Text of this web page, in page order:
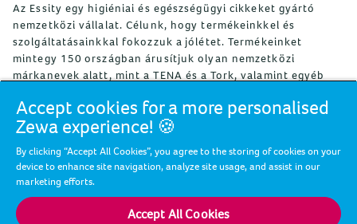
Az Essity egy higiéniai és egészségügyi cikkeket gyártó
nemzetközi vállalat. Célunk, hogy termékeinkkel és
szolgáltatásainkkal fokozzuk a jólétet. Termékeinket
mintegy 150 országban árusítjuk olyan nemzetközi
márkanevek alatt, mint a TENA és a Tork, valamint egyéb
Leukoplast, Libero, Libresse, Lotus, Modibodi, Nosotras,
Saba, Tempo, TOM Organic és Zewa. Az Essity mintegy
36 000 alkalmazottat foglalkoztat. A nettó árbevétel 2024-
ben mintegy 146 mrdSEK (13 mrdEUR) volt. A vállalat
székhelye a svédországi Stockholm, az Essity részvényeit
pedig a Nasdaq Stockholm jegyzi. Az Essity a jólétért,
valamint az egészséges, környezettudatos és
Accept cookies for a more personalised
Zewa experience! 🍪
By clicking “Accept All Cookies”, you agree to the storing of cookies on your
device to enhance site navigation, analyze site usage, and assist in our
marketing efforts.
Accept All Cookies